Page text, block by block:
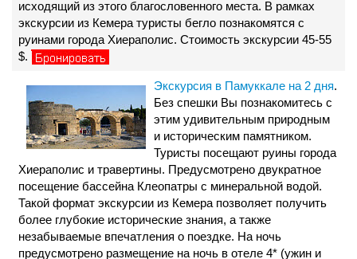
исходящий из этого благословенного места. В рамках
экскурсии из Кемера туристы бегло познакомятся с
руинами города Хиераполис. Стоимость экскурсии 45-55
$.
Экскурсия в Памуккале на 2 дня.
Без спешки Вы познакомитесь с
этим удивительным природным
и историческим памятником.
Туристы посещают руины города
Хиераполис и травертины. Предусмотрено двукратное
посещение бассейна Клеопатры с минеральной водой.
Такой формат экскурсии из Кемера позволяет получить
более глубокие исторические знания, а также
незабываемые впечатления о поездке. На ночь
предусмотрено размещение на ночь в отеле 4* (ужин и